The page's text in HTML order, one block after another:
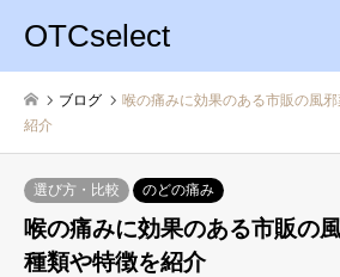
OTCselect
ブログ
喉の痛みに効果のある市販の風
紹介
選び方・比較 のどの痛み
喉の痛みに効果のある市販の
種類や特徴を紹介